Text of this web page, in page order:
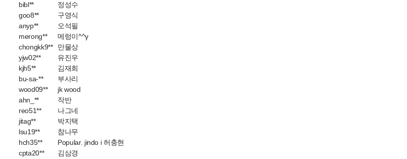
bibl**
정성수
goo8**
구영식
anyp**
오석필
merong**
메렁이^^γ
chongkk9**
만물상
yjw02**
유진우
kjh5**
김재희
bu-sa-**
부사리
wood09**
jk wood
ahn_**
작반
reo51**
나그네
jitag**
박지택
lsu19**
참나무
hch35**
Popular. jindo i 허충현
cpta20**
김삼경